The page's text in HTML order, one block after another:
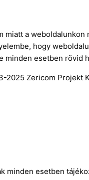
miatt a
hogy
minden esetben rövid
2025 Zericom Projekt
minden esetben